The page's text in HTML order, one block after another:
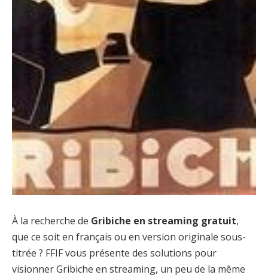
À la recherche de Gribiche en streaming gratuit,
que ce soit en français ou en version originale sous-
titrée ? FFIF vous présente des solutions pour
visionner Gribiche en streaming, un peu de la même